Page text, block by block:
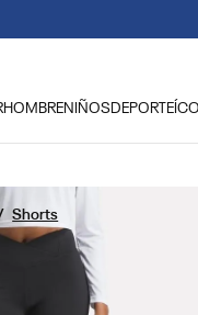
DEBIDO A
HOMBRENIÑOSDEPORTE
Shorts
reebok classic mujer
club c
reebok hombre